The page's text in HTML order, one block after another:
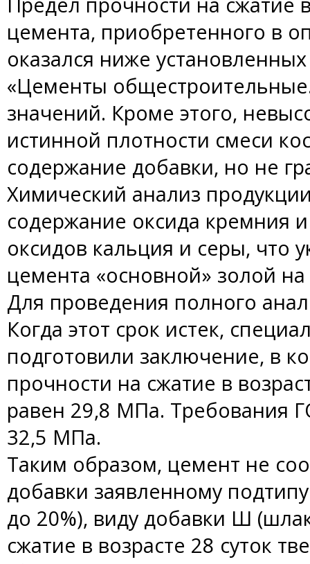
цемента, приобретенного в
оказался ниже
«Цементы
значений. Кроме этого,
истинной плотности смеси
содержание добавки, но не
Химический анализ
содержание оксида кремния
оксидов кальция и серы, что
цемента «основной» золой на
Для проведения полного
Когда этот срок истек,
подготовили заключение, в
прочности на сжатие в
равен 29,8 МПа. Требования
32,5 МПа.
Таким образом, цемент не
добавки заявленному
до 20%), виду добавки Ш
сжатие в возрасте 28 суток